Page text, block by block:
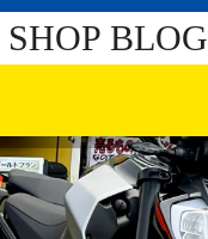
BLOG